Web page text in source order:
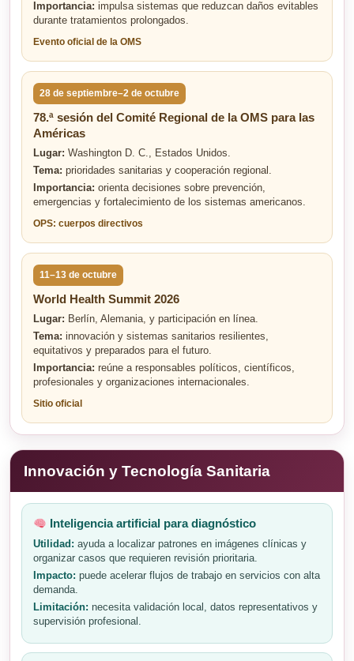
Importancia: impulsa sistemas que reduzcan daños evitables
durante tratamientos prolongados.
Evento oficial de la OMS
28 de septiembre–2 de octubre
78.ª sesión del Comité Regional de la OMS para las
Américas
Lugar: Washington D. C., Estados Unidos.
Tema: prioridades sanitarias y cooperación regional.
Importancia: orienta decisiones sobre prevención,
emergencias y fortalecimiento de los sistemas americanos.
OPS: cuerpos directivos
11–13 de octubre
World Health Summit 2026
Lugar: Berlín, Alemania, y participación en línea.
Tema: innovación y sistemas sanitarios resilientes,
equitativos y preparados para el futuro.
Importancia: reúne a responsables políticos, científicos,
profesionales y organizaciones internacionales.
Sitio oficial
Innovación y Tecnología Sanitaria
Inteligencia artificial para diagnóstico
Utilidad: ayuda a localizar patrones en imágenes clínicas y
organizar casos que requieren revisión prioritaria.
Impacto: puede acelerar flujos de trabajo en servicios con alta
demanda.
Limitación: necesita validación local, datos representativos y
supervisión profesional.